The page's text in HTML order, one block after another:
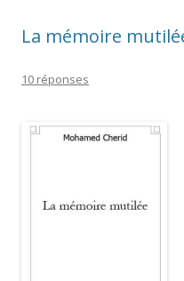
La mémoire
10 réponses